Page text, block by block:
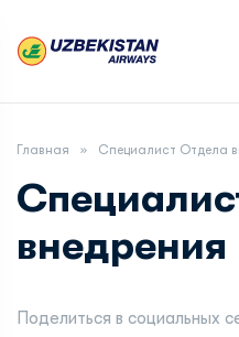
Главная Специалист Отдела
внедрения
Поделиться в социальных